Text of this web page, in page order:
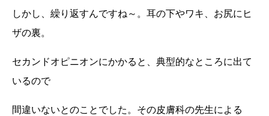
しかし、繰り返すんですね～。耳の下やワキ、お尻にヒ
ザの裏。
セカンドオピニオンにかかると、典型的なところに出て
いるので
間違いないとのことでした。その皮膚科の先生による